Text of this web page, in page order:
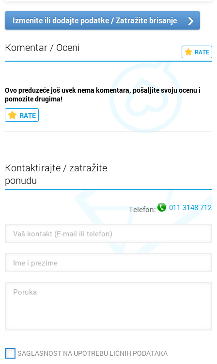
Izmenite ili dodajte podatke / Zatražite brisanje
Komentar / Oceni RATE
Ovo preduzeće još uvek nema komentara, pošaljite svoju ocenu i
pomozite drugima!
RATE
Kontaktirajte / zatražite
ponudu
Telefon: 011 3148 712
SAGLASNOST NA UPOTREBU LIČNIH PODATAKA